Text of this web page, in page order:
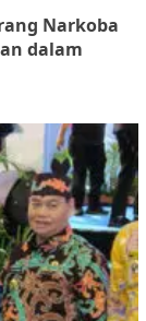
Narkoba
dalam